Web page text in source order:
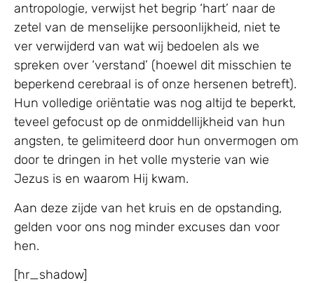
antropologie, verwijst het begrip ‘hart’ naar de
zetel van de menselijke persoonlijkheid, niet te
ver verwijderd van wat wij bedoelen als we
spreken over ‘verstand’ (hoewel dit misschien te
beperkend cerebraal is of onze hersenen betreft).
Hun volledige oriëntatie was nog altijd te beperkt,
teveel gefocust op de onmiddellijkheid van hun
angsten, te gelimiteerd door hun onvermogen om
door te dringen in het volle mysterie van wie
Jezus is en waarom Hij kwam.
Aan deze zijde van het kruis en de opstanding,
gelden voor ons nog minder excuses dan voor
hen.
[hr_shadow]